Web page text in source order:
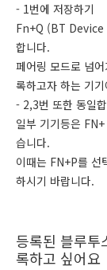
- 1번에 저장하기
Fn+Q (BT Device
합니다.
페어링 모드로 넘
록하고자 하는 기
- 2,3번 또한 동일
일부 기기등은
습니다.
이때는 FN+P를 선
하시기 바랍니다.
등록된 블루투
록하고 싶어요